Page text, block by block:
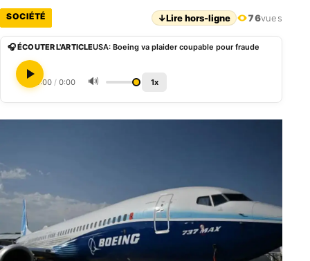
SOCIÉTÉ ↓Lire hors-ligne 76vues
🎧 ÉCOUTER L'ARTICLEUSA: Boeing va plaider coupable pour fraude
0:00 / 0:00 🔊 1x